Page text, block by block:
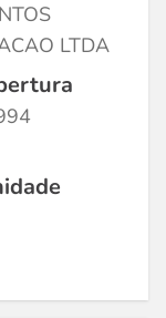
LTDA